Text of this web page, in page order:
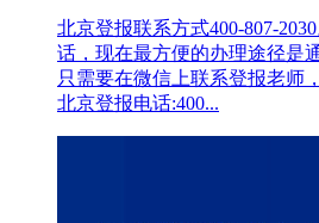
北京登报联系方式400-807-
话，现在最方便的办理途径是
只需要在微信上联系登报老师
北京登报电话:400...